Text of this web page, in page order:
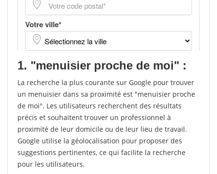
1. "menuisier proche de moi" :
La recherche la plus courante sur Google pour trouver
un menuisier dans sa proximité est "menuisier proche
de moi". Les utilisateurs recherchent des résultats
précis et souhaitent trouver un professionnel à
proximité de leur domicile ou de leur lieu de travail.
Google utilise la géolocalisation pour proposer des
suggestions pertinentes, ce qui facilite la recherche
pour les utilisateurs.